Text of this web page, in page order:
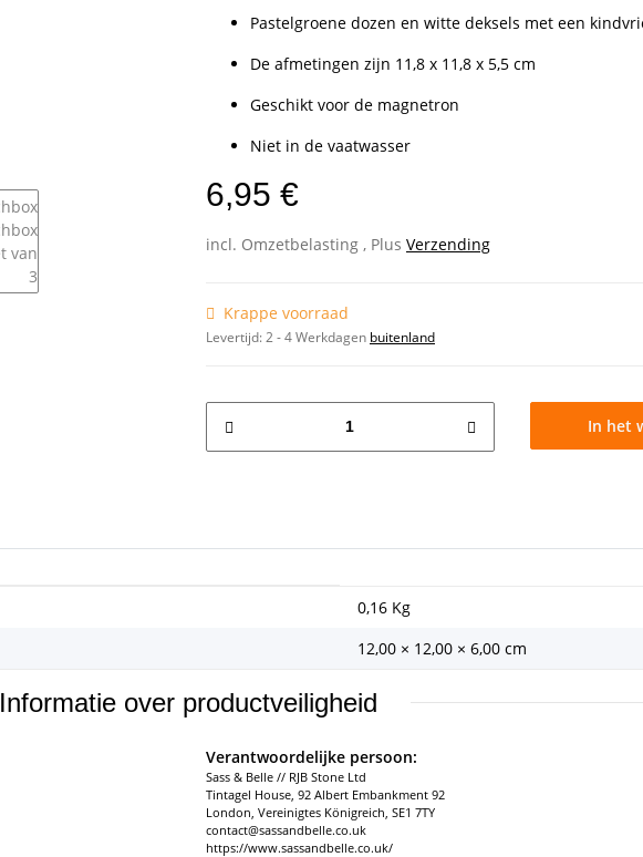
Pastelgroene dozen en witte deksels met een
De afmetingen zijn 11,8 x 11,8 x 5,5 cm
Geschikt voor de magnetron
Niet in de vaatwasser
6,95 €
incl. Omzetbelasting , Plus Verzending
Krappe voorraad
Levertijd:2 - 4 Werkdagen buitenland
In het
0,16 Kg
12,00 × 12,00 × 6,00 cm
Informatie over productveiligheid
Verantwoordelijke persoon:
Sass & Belle // RJB Stone Ltd
Tintagel House, 92 Albert Embankment 92
London, Vereinigtes Königreich, SE1 7TY
contact@sassandbelle.co.uk
https://www.sassandbelle.co.uk/